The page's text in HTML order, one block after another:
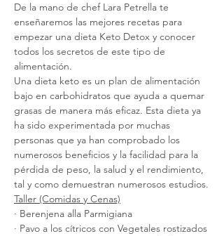
De la mano de chef Lara Petrella te
enseñaremos las mejores recetas para
empezar una dieta Keto Detox y conocer
todos los secretos de este tipo de
alimentación.
Una dieta keto es un plan de alimentación
bajo en carbohidratos que ayuda a quemar
grasas de manera más eficaz. Esta dieta ya
ha sido experimentada por muchas
personas que ya han comprobado los
numerosos beneficios y la facilidad para la
pérdida de peso, la salud y el rendimiento,
tal y como demuestran numerosos estudios.
Taller (Comidas y Cenas)
· Berenjena alla Parmigiana
· Pavo a los cítricos con Vegetales rostizados